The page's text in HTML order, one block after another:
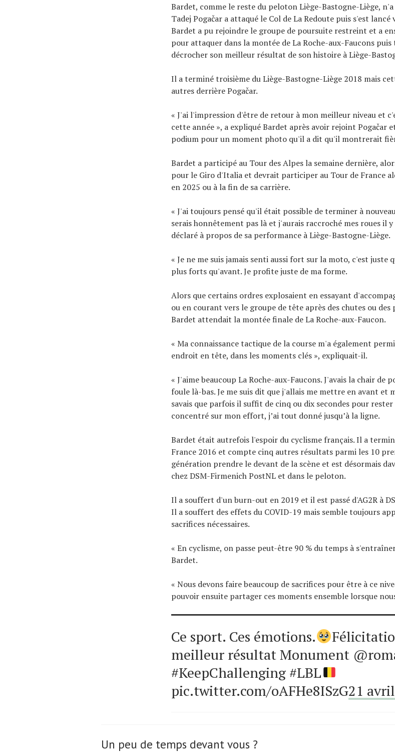
Bardet, comme le reste du peloton Liège-Bastogne-Liège,
Tadej Pogačar a attaqué le Col de La Redoute puis s'est
Bardet a pu rejoindre le groupe de poursuite restreint et a
pour attaquer dans la montée de La Roche-aux-Faucons
décrocher son meilleur résultat de son histoire à Liège-
Il a terminé troisième du Liège-Bastogne-Liège 2018 mais
autres derrière Pogačar.
« J'ai l'impression d'être de retour à mon meilleur niveau et
cette année », a expliqué Bardet après avoir rejoint Pogačar
podium pour un moment photo qu'il a dit qu'il montrerait
Bardet a participé au Tour des Alpes la semaine dernière,
pour le Giro d'Italia et devrait participer au Tour de France
en 2025 ou à la fin de sa carrière.
« J'ai toujours pensé qu'il était possible de terminer à
serais honnêtement pas là et j'aurais raccroché mes roues il
déclaré à propos de sa performance à Liège-Bastogne-Liège.
« Je ne me suis jamais senti aussi fort sur la moto, c'est juste
plus forts qu'avant. Je profite juste de ma forme.
Alors que certains ordres explosaient en essayant
ou en courant vers le groupe de tête après des chutes ou des
Bardet attendait la montée finale de La Roche-aux-Faucon.
« Ma connaissance tactique de la course m'a également
endroit en tête, dans les moments clés », expliquait-il.
« J'aime beaucoup La Roche-aux-Faucons. J'avais la chair de
foule là-bas. Je me suis dit que j'allais me mettre en avant et
savais que parfois il suffit de cinq ou dix secondes pour rester
concentré sur mon effort, j’ai tout donné jusqu’à la ligne.
Bardet était autrefois l'espoir du cyclisme français. Il a
France 2016 et compte cinq autres résultats parmi les 10
génération prendre le devant de la scène et est désormais
chez DSM-Firmenich PostNL et dans le peloton.
Il a souffert d'un burn-out en 2019 et il est passé d'AG2R à
Il a souffert des effets du COVID-19 mais semble toujours
sacrifices nécessaires.
« En cyclisme, on passe peut-être 90 % du temps à
Bardet.
« Nous devons faire beaucoup de sacrifices pour être à ce
pouvoir ensuite partager ces moments ensemble lorsque
Ce sport. Ces émotions.
meilleur résultat Monument
#KeepChallenging #LBL
pic.twitter.com/oAFHe8ISzG21
Un peu de temps devant vous ?